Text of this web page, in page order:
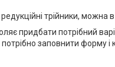
трійники, можна в
придбати потрібний
заповнити